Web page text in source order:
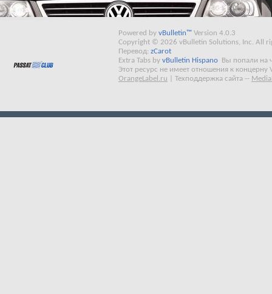
Powered by vBulletin™ Version 4.0.3
Copyright © 2026 vBulletin Solutions, Inc. All
Перевод: zCarot
Extra Tabs by vBulletin Hispano
Вы попали на
Этот ресурс не имеет отношения к концерну
OrangeLabel.ru
Техподдержка сайта --